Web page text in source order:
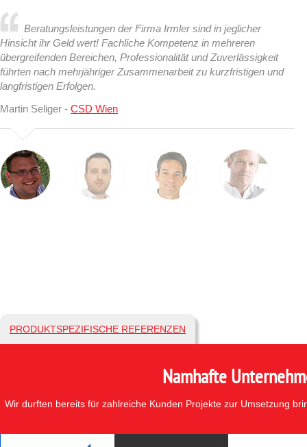
Beratungsleistungen der Firma Irmler sind in jeglicher
Hinsicht ihr Geld wert! Fachliche Kompetenz in mehreren
übergreifenden Bereichen, Professionalität und Zuverlässigkeit
führten nach mehrjähriger Zusammenarbeit zu kurzfristigen und
langfristigen Erfolgen.
Martin Seliger - CSD Wien
PRODUKTSPEZIFISCHE REFERENZEN
Namhafte
Wir durften bereits für zahlreiche Kunden Projekte zur Umsetzung